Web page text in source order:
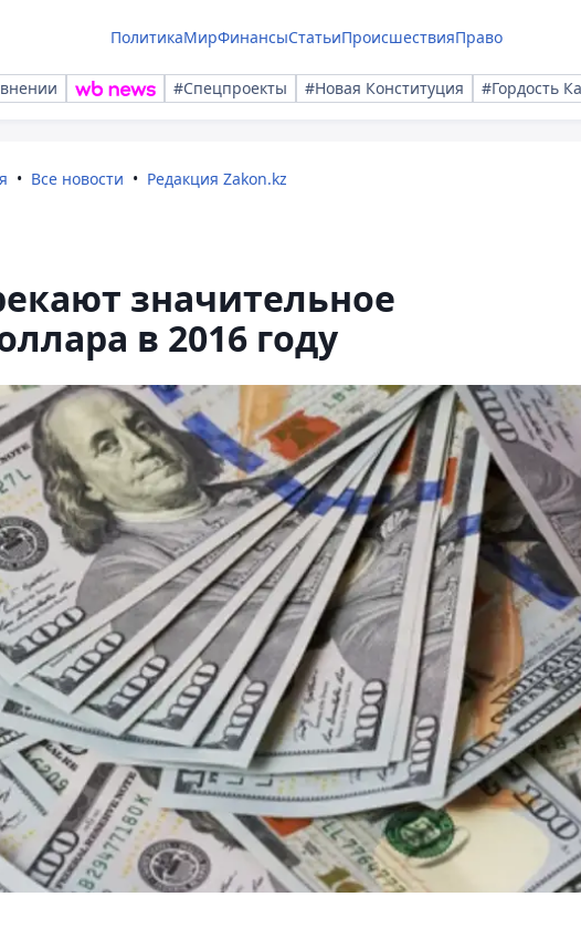
ПолитикаМирФинансыСтатьиПроисшествияПраво
#Спецпроекты #Новая Конституция #Гордость
Все новости Редакция Zakon.kz
значительное
в 2016 году